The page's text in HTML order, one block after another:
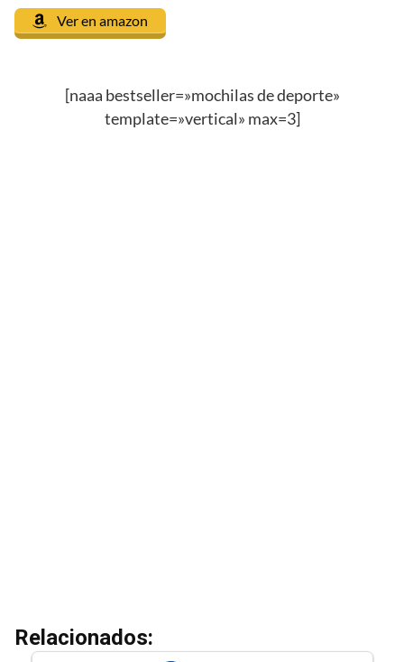
Ver en amazon
[naaa bestseller=»mochilas de deporte»
template=»vertical» max=3]
Relacionados: